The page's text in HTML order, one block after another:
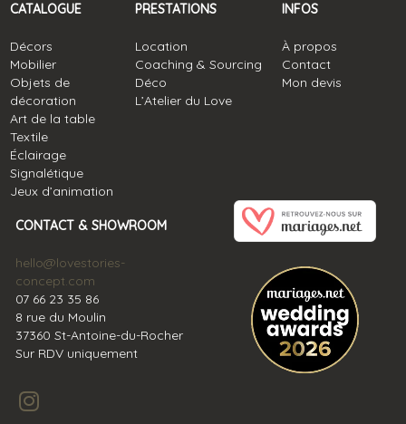
CATALOGUE
Décors
Mobilier
Objets de
décoration
Art de la table
Textile
Éclairage
Signalétique
Jeux d’animation
PRESTATIONS
Location
Coaching & Sourcing
Déco
L’Atelier du Love
INFOS
À propos
Contact
Mon devis
CONTACT & SHOWROOM
hello@lovestories-
concept.com
07 66 23 35 86
8 rue du Moulin
37360 St-Antoine-du-Rocher
Sur RDV uniquement